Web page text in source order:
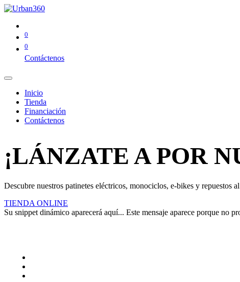
0
0
Contáctenos
Inicio
Tienda
Financiación
Contáctenos
¡LÁNZATE A POR
Descubre nuestros patinetes eléctricos, monociclos, e-bikes y
TIENDA ONLINE
Su snippet dinámico aparecerá aquí... Este mensaje aparece porque no